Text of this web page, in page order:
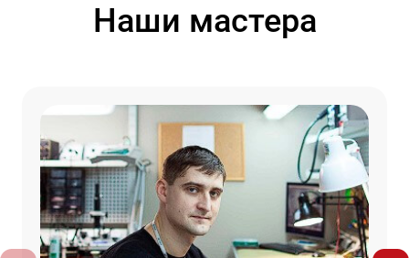
Наши мастера